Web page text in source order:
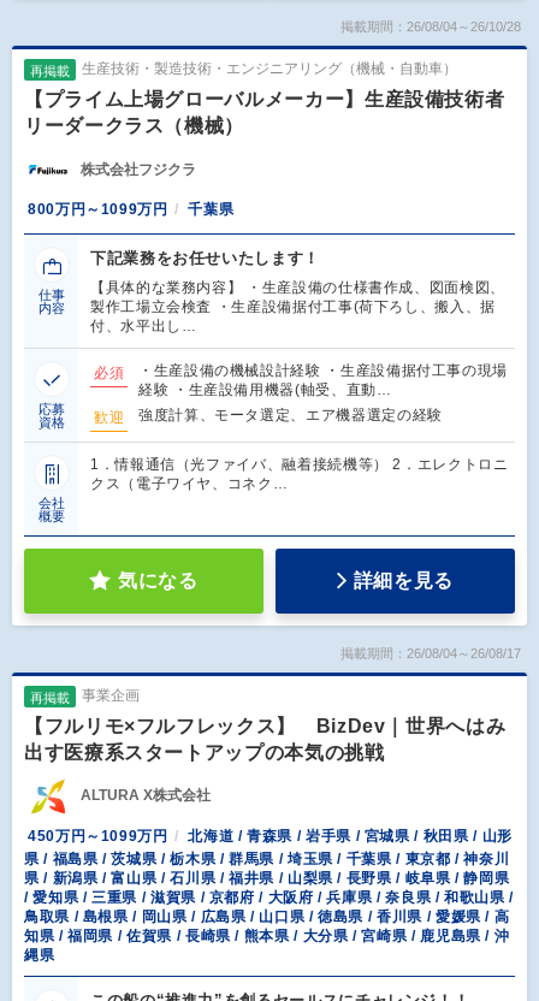
掲載期間：26/08/04～26/10/28
再掲載 生産技術・製造技術・エンジニアリング（機械・自動車）
【プライム上場グローバルメーカー】生産設備技術者
リーダークラス（機械）
株式会社フジクラ
800万円～1099万円 千葉県
仕事
内容
下記業務をお任せいたします！
【具体的な業務内容】 ・生産設備の仕様書作成、図面検図、
製作工場立会検査 ・生産設備据付工事(荷下ろし、搬入、据
付、水平出し…
応募
資格
必須
・生産設備の機械設計経験 ・生産設備据付工事の現場
経験 ・生産設備用機器(軸受、直動…
歓迎
強度計算、モータ選定、エア機器選定の経験
会社
概要
1．情報通信（光ファイバ、融着接続機等） 2．エレクトロニ
クス（電子ワイヤ、コネク…
気になる 詳細を見る
掲載期間：26/08/04～26/08/17
再掲載 事業企画
【フルリモ×フルフレックス】 BizDev｜世界へはみ
出す医療系スタートアップの本気の挑戦
ALTURA X株式会社
450万円～1099万円
北海道 / 青森県 / 岩手県 / 宮城県 / 秋田県 / 山形
県 / 福島県 / 茨城県 / 栃木県 / 群馬県 / 埼玉県 / 千葉県 / 東京都 / 神奈川
県 / 新潟県 / 富山県 / 石川県 / 福井県 / 山梨県 / 長野県 / 岐阜県 / 静岡県
/ 愛知県 / 三重県 / 滋賀県 / 京都府 / 大阪府 / 兵庫県 / 奈良県 / 和歌山県 /
鳥取県 / 島根県 / 岡山県 / 広島県 / 山口県 / 徳島県 / 香川県 / 愛媛県 / 高
知県 / 福岡県 / 佐賀県 / 長崎県 / 熊本県 / 大分県 / 宮崎県 / 鹿児島県 / 沖
縄県